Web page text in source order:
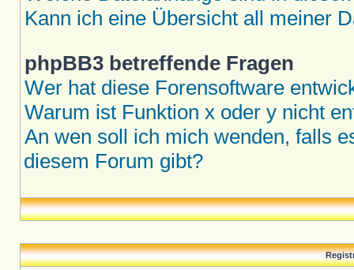
Kann ich eine Übersicht all meiner
phpBB3 betreffende Fragen
Wer hat diese Forensoftware
Warum ist Funktion x oder y nicht
An wen soll ich mich wenden, falls
diesem Forum gibt?